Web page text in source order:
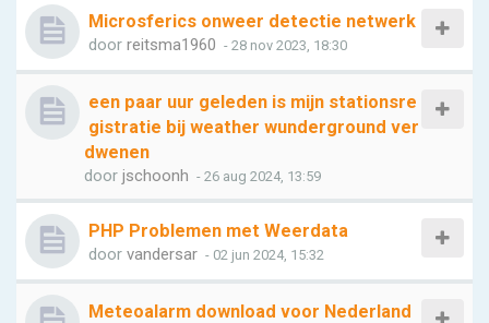
Microsferics onweer detectie netwerk
door reitsma1960 - 28 nov 2023, 18:30
een paar uur geleden is mijn stationsre
gistratie bij weather wunderground ver
dwenen
door jschoonh - 26 aug 2024, 13:59
PHP Problemen met Weerdata
door vandersar - 02 jun 2024, 15:32
Meteoalarm download voor Nederland